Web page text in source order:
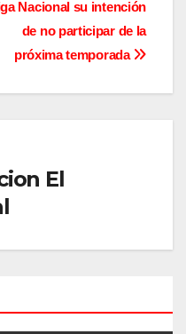
Nacional su intención
de no participar de la
próxima temporada
El